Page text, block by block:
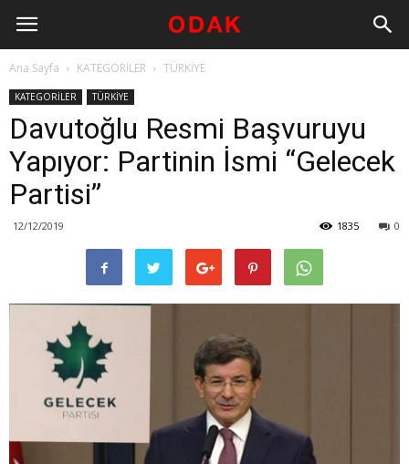
Ana Sayfa KATEGORİLER TÜRKİYE
KATEGORİLER TÜRKİYE
Davutoğlu Resmi Başvuruyu
Yapıyor: Partinin İsmi “Gelecek
Partisi”
12/12/2019 0
1835